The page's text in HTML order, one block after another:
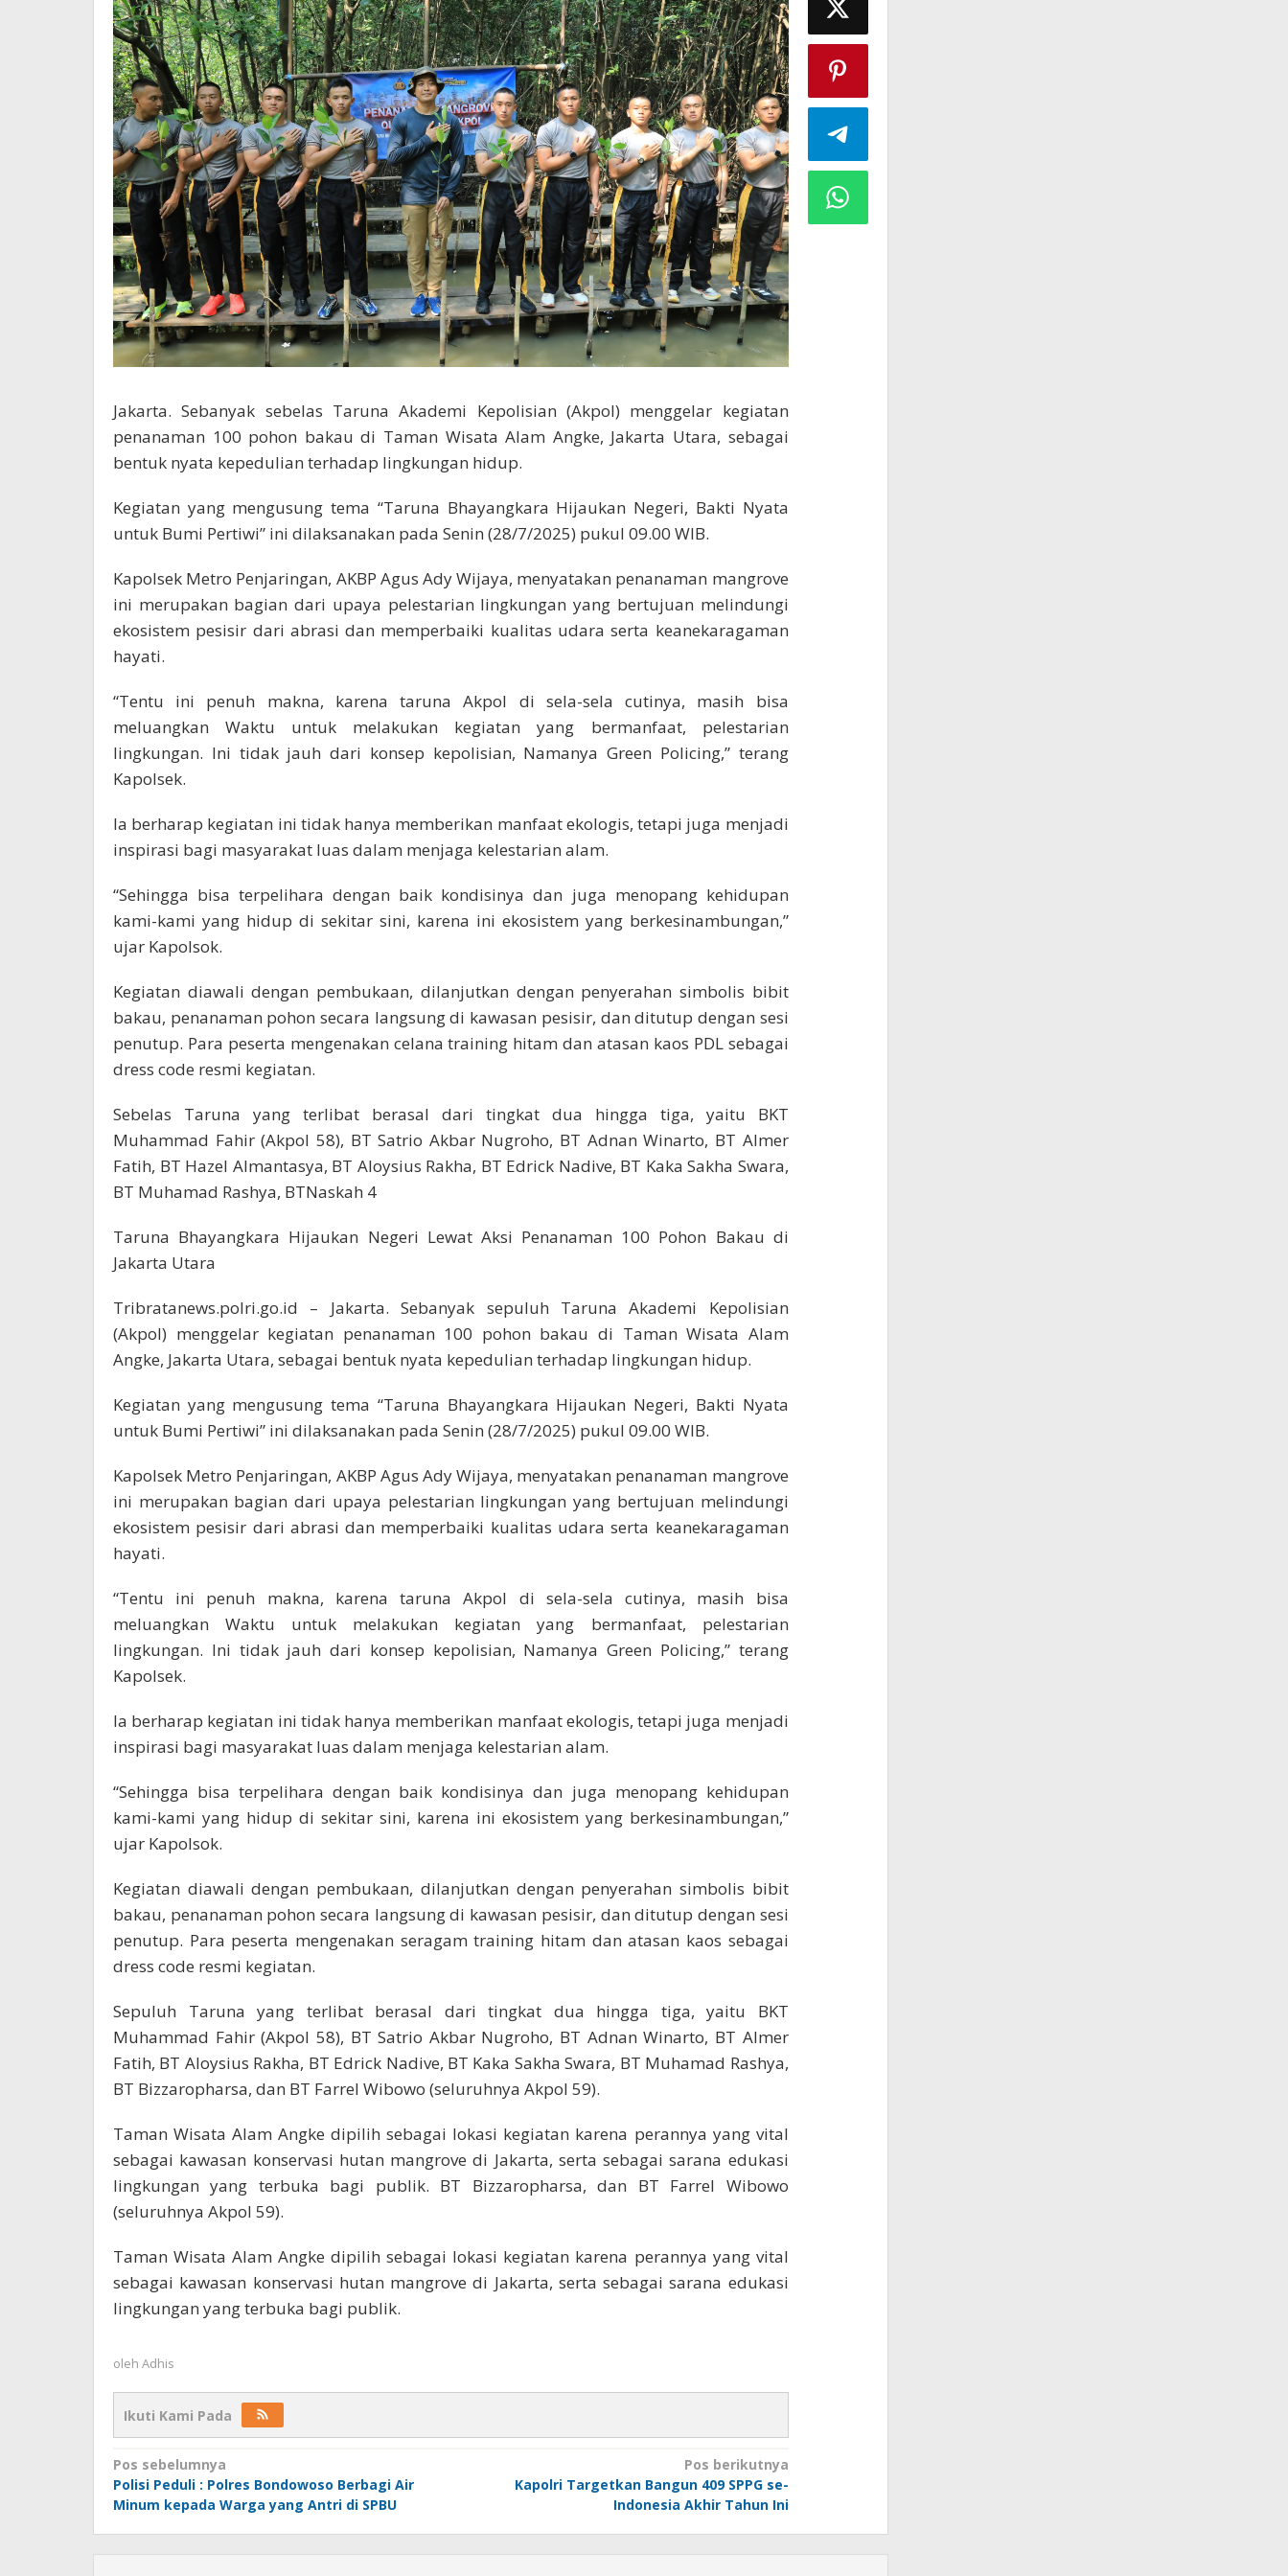
Jakarta. Sebanyak sebelas Taruna Akademi Kepolisian (Akpol) menggelar kegiatan
penanaman 100 pohon bakau di Taman Wisata Alam Angke, Jakarta Utara, sebagai
bentuk nyata kepedulian terhadap lingkungan hidup.
Kegiatan yang mengusung tema “Taruna Bhayangkara Hijaukan Negeri, Bakti Nyata
untuk Bumi Pertiwi” ini dilaksanakan pada Senin (28/7/2025) pukul 09.00 WIB.
Kapolsek Metro Penjaringan, AKBP Agus Ady Wijaya, menyatakan penanaman mangrove
ini merupakan bagian dari upaya pelestarian lingkungan yang bertujuan melindungi
ekosistem pesisir dari abrasi dan memperbaiki kualitas udara serta keanekaragaman
hayati.
“Tentu ini penuh makna, karena taruna Akpol di sela-sela cutinya, masih bisa
meluangkan Waktu untuk melakukan kegiatan yang bermanfaat, pelestarian
lingkungan. Ini tidak jauh dari konsep kepolisian, Namanya Green Policing,” terang
Kapolsek.
Ia berharap kegiatan ini tidak hanya memberikan manfaat ekologis, tetapi juga menjadi
inspirasi bagi masyarakat luas dalam menjaga kelestarian alam.
“Sehingga bisa terpelihara dengan baik kondisinya dan juga menopang kehidupan
kami-kami yang hidup di sekitar sini, karena ini ekosistem yang berkesinambungan,”
ujar Kapolsok.
Kegiatan diawali dengan pembukaan, dilanjutkan dengan penyerahan simbolis bibit
bakau, penanaman pohon secara langsung di kawasan pesisir, dan ditutup dengan sesi
penutup. Para peserta mengenakan celana training hitam dan atasan kaos PDL sebagai
dress code resmi kegiatan.
Sebelas Taruna yang terlibat berasal dari tingkat dua hingga tiga, yaitu BKT
Muhammad Fahir (Akpol 58), BT Satrio Akbar Nugroho, BT Adnan Winarto, BT Almer
Fatih, BT Hazel Almantasya, BT Aloysius Rakha, BT Edrick Nadive, BT Kaka Sakha Swara,
BT Muhamad Rashya, BTNaskah 4
Taruna Bhayangkara Hijaukan Negeri Lewat Aksi Penanaman 100 Pohon Bakau di
Jakarta Utara
Tribratanews.polri.go.id – Jakarta. Sebanyak sepuluh Taruna Akademi Kepolisian
(Akpol) menggelar kegiatan penanaman 100 pohon bakau di Taman Wisata Alam
Angke, Jakarta Utara, sebagai bentuk nyata kepedulian terhadap lingkungan hidup.
Kegiatan yang mengusung tema “Taruna Bhayangkara Hijaukan Negeri, Bakti Nyata
untuk Bumi Pertiwi” ini dilaksanakan pada Senin (28/7/2025) pukul 09.00 WIB.
Kapolsek Metro Penjaringan, AKBP Agus Ady Wijaya, menyatakan penanaman mangrove
ini merupakan bagian dari upaya pelestarian lingkungan yang bertujuan melindungi
ekosistem pesisir dari abrasi dan memperbaiki kualitas udara serta keanekaragaman
hayati.
“Tentu ini penuh makna, karena taruna Akpol di sela-sela cutinya, masih bisa
meluangkan Waktu untuk melakukan kegiatan yang bermanfaat, pelestarian
lingkungan. Ini tidak jauh dari konsep kepolisian, Namanya Green Policing,” terang
Kapolsek.
Ia berharap kegiatan ini tidak hanya memberikan manfaat ekologis, tetapi juga menjadi
inspirasi bagi masyarakat luas dalam menjaga kelestarian alam.
“Sehingga bisa terpelihara dengan baik kondisinya dan juga menopang kehidupan
kami-kami yang hidup di sekitar sini, karena ini ekosistem yang berkesinambungan,”
ujar Kapolsok.
Kegiatan diawali dengan pembukaan, dilanjutkan dengan penyerahan simbolis bibit
bakau, penanaman pohon secara langsung di kawasan pesisir, dan ditutup dengan sesi
penutup. Para peserta mengenakan seragam training hitam dan atasan kaos sebagai
dress code resmi kegiatan.
Sepuluh Taruna yang terlibat berasal dari tingkat dua hingga tiga, yaitu BKT
Muhammad Fahir (Akpol 58), BT Satrio Akbar Nugroho, BT Adnan Winarto, BT Almer
Fatih, BT Aloysius Rakha, BT Edrick Nadive, BT Kaka Sakha Swara, BT Muhamad Rashya,
BT Bizzaropharsa, dan BT Farrel Wibowo (seluruhnya Akpol 59).
Taman Wisata Alam Angke dipilih sebagai lokasi kegiatan karena perannya yang vital
sebagai kawasan konservasi hutan mangrove di Jakarta, serta sebagai sarana edukasi
lingkungan yang terbuka bagi publik. BT Bizzaropharsa, dan BT Farrel Wibowo
(seluruhnya Akpol 59).
Taman Wisata Alam Angke dipilih sebagai lokasi kegiatan karena perannya yang vital
sebagai kawasan konservasi hutan mangrove di Jakarta, serta sebagai sarana edukasi
lingkungan yang terbuka bagi publik.
oleh Adhis
Ikuti Kami Pada
Navigasi
pos
Pos sebelumnya
Polisi Peduli : Polres Bondowoso Berbagi Air
Minum kepada Warga yang Antri di SPBU
Pos berikutnya
Kapolri Targetkan Bangun 409 SPPG se-
Indonesia Akhir Tahun Ini